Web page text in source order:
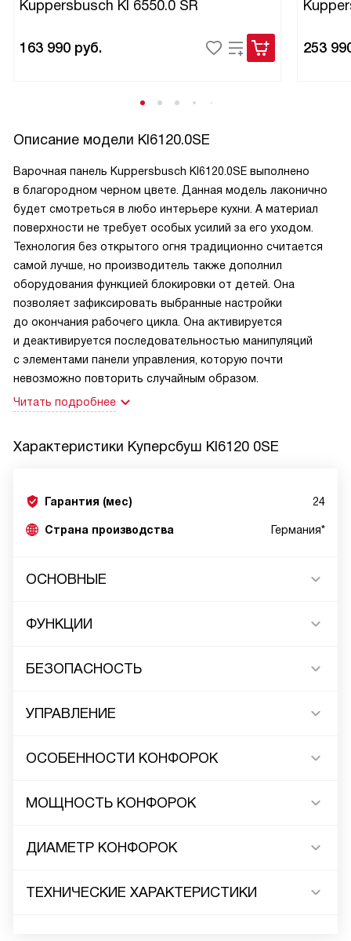
Kuppersbusch KI 6550.0 SR
163 990 руб. 253
Описание модели KI6120.0SE
Варочная панель Kuppersbusch KI6120.0SE выполнено
в благородном черном цвете. Данная модель лаконично
будет смотреться в любо интерьере кухни. А материал
поверхности не требует особых усилий за его уходом.
Технология без открытого огня традиционно считается
самой лучше, но производитель также дополнил
оборудования функцией блокировки от детей. Она
позволяет зафиксировать выбранные настройки
до окончания рабочего цикла. Она активируется
и деактивируется последовательностью манипуляций
с элементами панели управления, которую почти
невозможно повторить случайным образом.
Читать подробнее
Характеристики Куперсбуш KI6120 0SE
Гарантия (мес) 24
Страна производства Германия*
ОСНОВНЫЕ
ФУНКЦИИ
БЕЗОПАСНОСТЬ
УПРАВЛЕНИЕ
ОСОБЕННОСТИ КОНФОРОК
МОЩНОСТЬ КОНФОРОК
ДИАМЕТР КОНФОРОК
ТЕХНИЧЕСКИЕ ХАРАКТЕРИСТИКИ